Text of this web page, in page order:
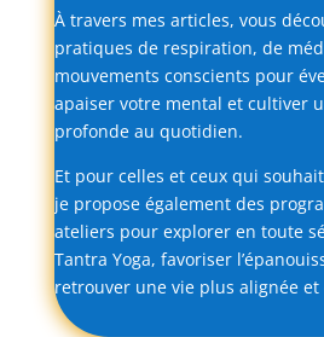
À travers mes articles, vous
pratiques de respiration, de
mouvements conscients pour
apaiser votre mental et cultiver
profonde au quotidien.
Et pour celles et ceux qui
je propose également des
ateliers pour explorer en toute
Tantra Yoga, favoriser
retrouver une vie plus alignée et